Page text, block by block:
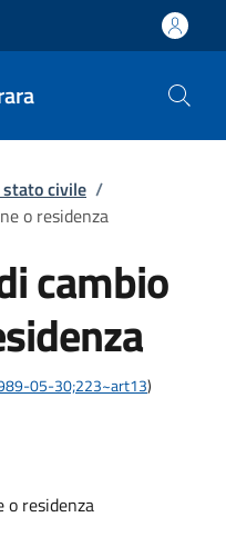
civile /
o residenza
cambio
05-30;223~art13)
o residenza